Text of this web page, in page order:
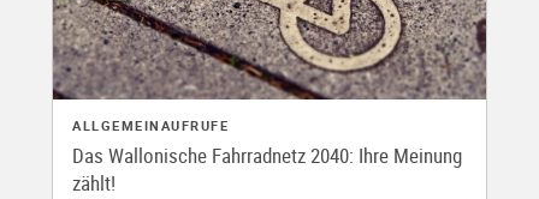
ALLGEMEIN AUFRUFE
Das Wallonische Fahrradnetz 2040: Ihre Meinung
zählt!